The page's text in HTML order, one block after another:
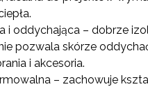
i oddychająca – dobrze
pozwala skórze
i akcesoria.
– zachowuje